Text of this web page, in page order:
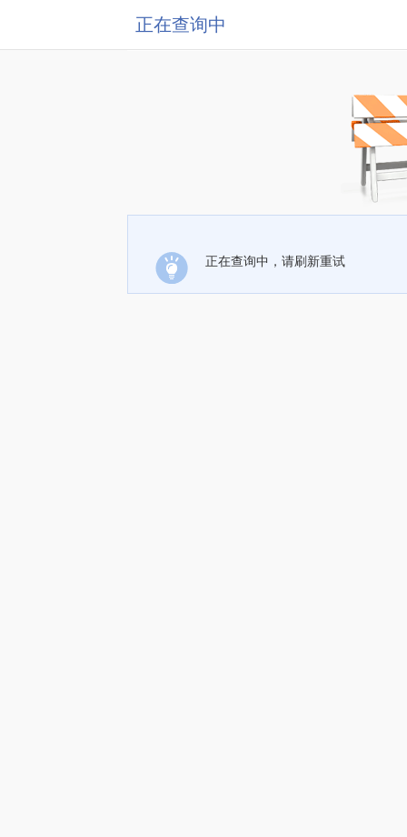
正在查询中
正在查询中，请刷新重试